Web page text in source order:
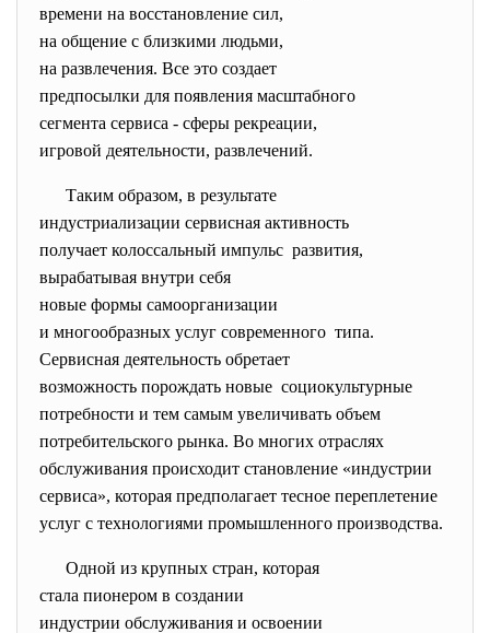
времени на восстановление сил,
на общение с близкими людьми,
на развлечения. Все это создает
предпосылки для появления масштабного
сегмента сервиса - сферы рекреации,
игровой деятельности, развлечений.
Таким образом, в результате
индустриализации сервисная активность
получает колоссальный импульс развития,
вырабатывая внутри себя
новые формы самоорганизации
и многообразных услуг современного типа.
Сервисная деятельность обретает
возможность порождать новые социокультурные
потребности и тем самым увеличивать объем
потребительского рынка. Во многих отраслях
обслуживания происходит становление «индустрии
сервиса», которая предполагает тесное переплетение
услуг с технологиями промышленного производства.
Одной из крупных стран, которая
стала пионером в создании
индустрии обслуживания и освоении